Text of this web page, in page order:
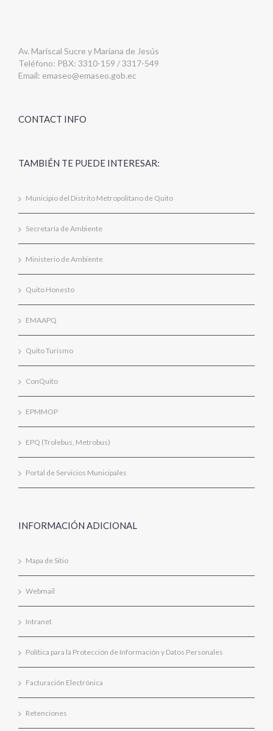
Av. Mariscal Sucre y Mariana de Jesús
Teléfono: PBX: 3310-159 / 3317-549
Email: emaseo@emaseo.gob.ec
CONTACT INFO
TAMBIÉN TE PUEDE INTERESAR:
Municipio del Distrito Metropolitano de Quito
Secretaría de Ambiente
Ministerio de Ambiente
Quito Honesto
EMAAPQ
Quito Turismo
ConQuito
EPMMOP
EPQ (Trolebus, Metrobus)
Portal de Servicios Municipales
INFORMACIÓN ADICIONAL
Mapa de Sitio
Webmail
Intranet
Política para la Protección de Información y Datos Personales
Facturación Electrónica
Retenciones